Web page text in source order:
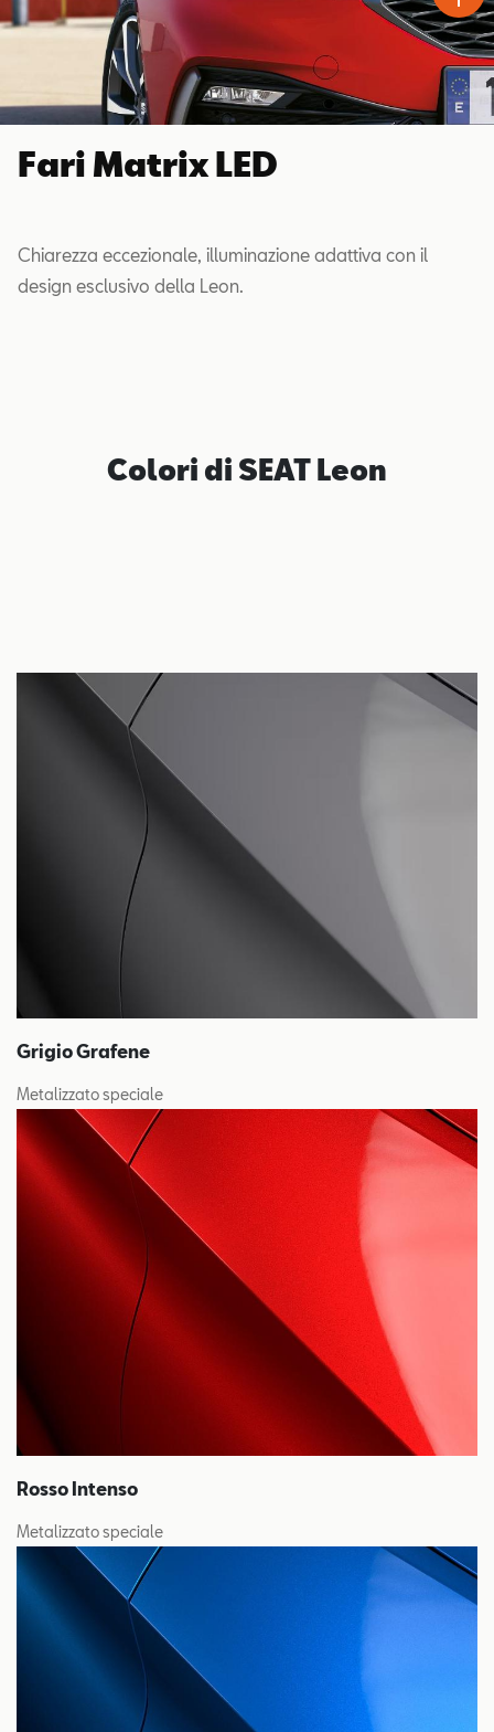
Fari Matrix LED
Chiarezza eccezionale, illuminazione adattiva con il
design esclusivo della Leon.
Colori di SEAT Leon
Grigio Grafene
Metalizzato speciale
Rosso Intenso
Metalizzato speciale